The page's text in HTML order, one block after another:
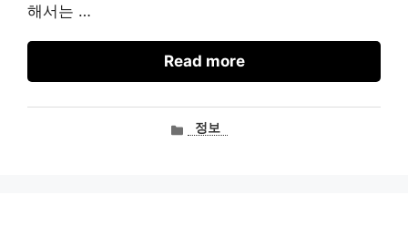
해서는 …
Read more
카정보